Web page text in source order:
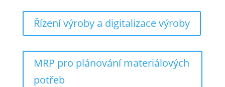
Řízení výroby a digitalizace výroby
MRP pro plánování materiálových
potřeb